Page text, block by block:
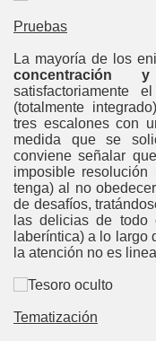
Pruebas
La mayoría de los
concentración
satisfactoriamente
(totalmente
tres escalones con
medida que se
conviene señalar
imposible
tenga) al no
de desafíos,
las delicias de todo
laberíntica) a lo largo
la atención no es
Tematización